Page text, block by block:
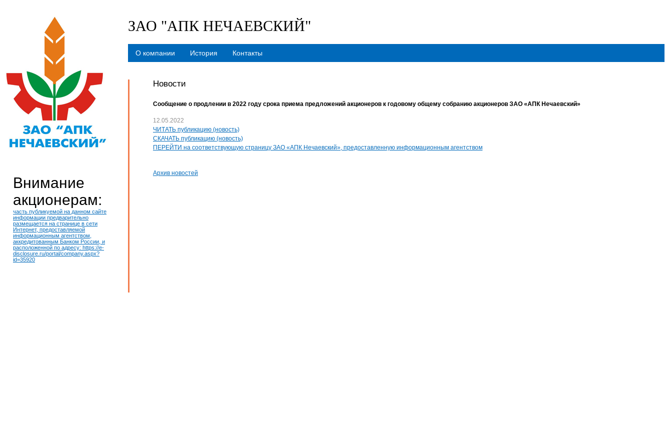
ЗАО "АПК НЕЧАЕВСКИЙ"
О компании История Контакты
Внимание
акционерам:
часть публикуемой на данном сайте
информации предварительно
размещается на странице в сети
Интернет, предоставляемой
информационным агентством,
аккредитованным Банком России, и
расположенной по адресу: https://e-
disclosure.ru/portal/company.aspx?
id=35920
Новости
Сообщение о продлении в 2022 году срока приема предложений акционеров к годовому общему собранию акционеров ЗАО «АПК Нечаевский»
12.05.2022
ЧИТАТЬ публикацию (новость)
СКАЧАТЬ публикацию (новость)
ПЕРЕЙТИ на соответствующую страницу ЗАО «АПК Нечаевский», предоставленную информационным агентством
Архив новостей